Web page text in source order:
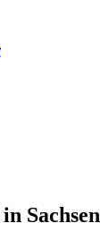
Sachsen